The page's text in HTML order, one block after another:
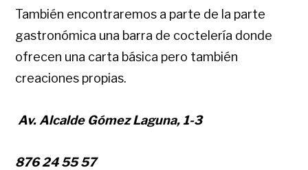
También encontraremos a parte de la parte
gastronómica una barra de coctelería donde
ofrecen una carta básica pero también
creaciones propias.
Av. Alcalde Gómez Laguna, 1-3
876 24 55 57